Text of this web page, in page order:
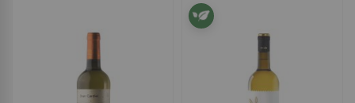
Belondrade
D.O.